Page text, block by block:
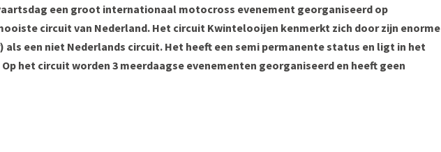
een groot internationaal motocross evenement georganiseerd op
circuit van Nederland. Het circuit Kwintelooijen kenmerkt zich door zijn enorme
een niet Nederlands circuit. Het heeft een semi permanente status en ligt in het
het circuit worden 3 meerdaagse evenementen georganiseerd en heeft geen